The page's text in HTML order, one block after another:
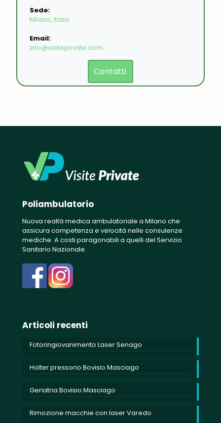
Sede:
Milano, Italia
Email:
info@visiteprivate.com
Contatti
Poliambulatorio
Nuova realtà medica ambulatoriale a Milano che
assicura competenza e velocità nelle consulenze
mediche. A costi paragonabili a quelli del Servizio
Sanitario Nazionale.
Articoli recenti
Fotoringiovanimento Laser Senago
Holter pressorio Bovisio Masciago
Geriatria Bovisio Masciago
Rimozione macchie con laser Varedo